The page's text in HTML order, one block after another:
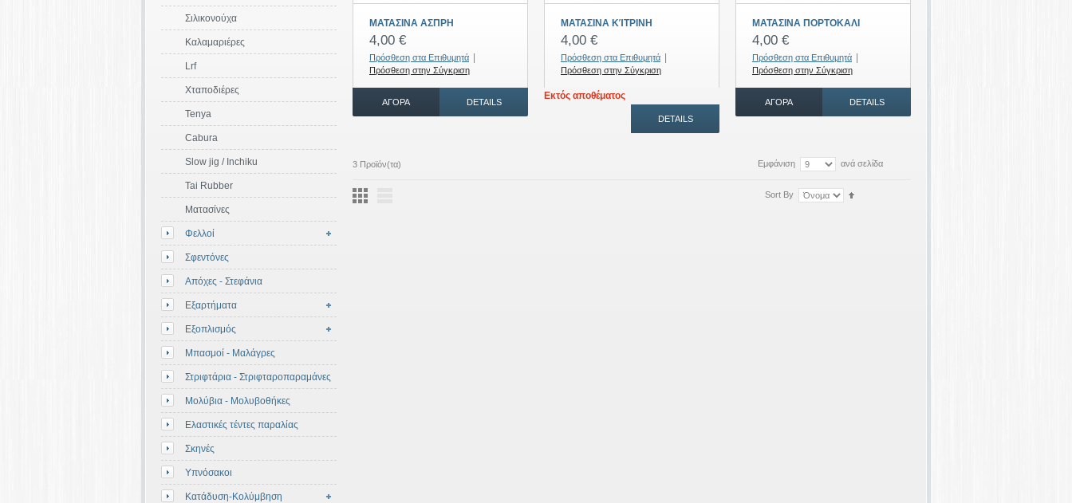
ΜΑΤΑΣΙΝΑ ΑΣΠΡΗ
4,00 €
Πρόσθεση στα Επιθυμητά
Πρόσθεση στην Σύγκριση
ΑΓΟΡΆ DETAILS
ΜΑΤΑΣΙΝΑ ΚΊΤΡΙΝΗ
4,00 €
Πρόσθεση στα Επιθυμητά
Πρόσθεση στην Σύγκριση
Εκτός αποθέματος
DETAILS
ΜΑΤΑΣΙΝΑ ΠΟΡΤΟΚΑΛΙ
4,00 €
Πρόσθεση στα Επιθυμητά
Πρόσθεση στην Σύγκριση
ΑΓΟΡΆ DETAILS
3 Προϊόν(τα) Εμφάνιση ανά σελίδα
Sort By
Σιλικονούχα
Καλαμαριέρες
Lrf
Χταποδιέρες
Tenya
Cabura
Slow jig / Ιnchiku
Tai Rubber
Ματασίνες
Φελλοί
Σφεντόνες
Απόχες - Στεφάνια
Εξαρτήματα
Εξοπλισμός
Μπασμοί - Μαλάγρες
Στριφτάρια - Στριφταροπαραμάνες
Μολύβια - Μολυβοθήκες
Ελαστικές τέντες παραλίας
Σκηνές
Υπνόσακοι
Κατάδυση-Κολύμβηση